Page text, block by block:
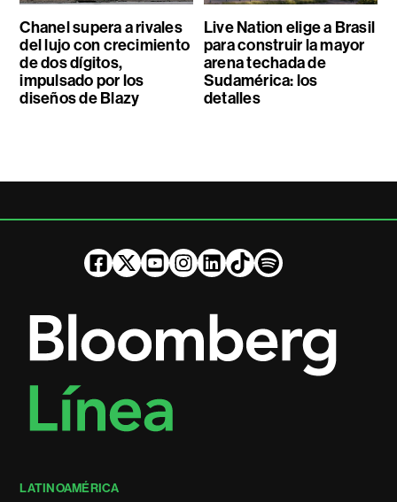
Chanel supera a rivales
del lujo con crecimiento
de dos dígitos,
impulsado por los
diseños de Blazy
Live Nation elige a Brasil
para construir la mayor
arena techada de
Sudamérica: los
detalles
LATINOAMÉRICA